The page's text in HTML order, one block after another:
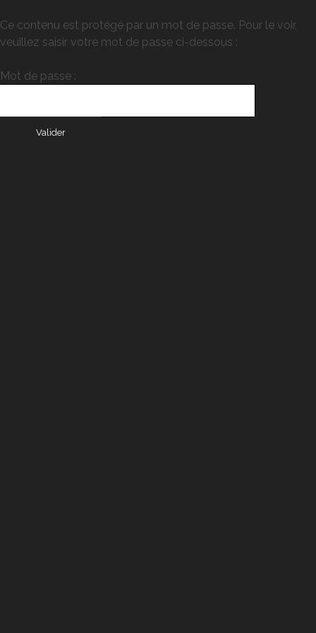
Ce contenu est protégé par un mot de passe. Pour le voir,
veuillez saisir votre mot de passe ci-dessous :
Mot de passe :